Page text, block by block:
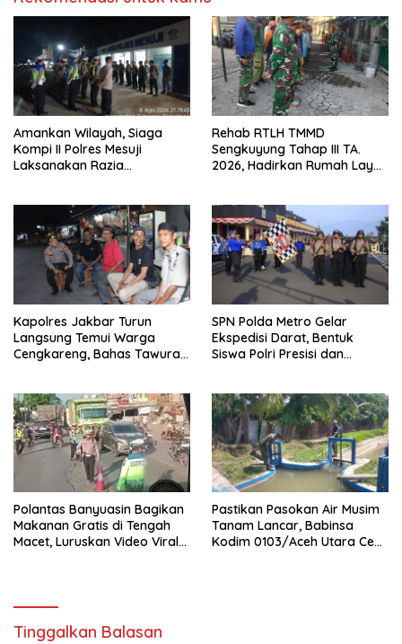
Amankan Wilayah, Siaga
Kompi II Polres Mesuji
Laksanakan Razia
Rehab RTLH TMMD
Sengkuyung Tahap III TA.
2026, Hadirkan Rumah Layak
Kapolres Jakbar Turun
Langsung Temui Warga
Cengkareng, Bahas Tawuran
SPN Polda Metro Gelar
Ekspedisi Darat, Bentuk
Siswa Polri Presisi dan
Polantas Banyuasin Bagikan
Makanan Gratis di Tengah
Macet, Luruskan Video Viral
Pastikan Pasokan Air Musim
Tanam Lancar, Babinsa
Kodim 0103/Aceh Utara Cek
Tinggalkan Balasan